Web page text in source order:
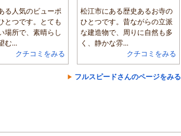
る人気のビューポ
とつです。とても
場所で、素晴らし
む...
クチコミをみる
松江市にある歴史あるお寺の
ひとつです。昔ながらの立派
な建造物で、周りに自然も多
く、静かな雰...
クチコミをみる
フルスピードさんのページをみる